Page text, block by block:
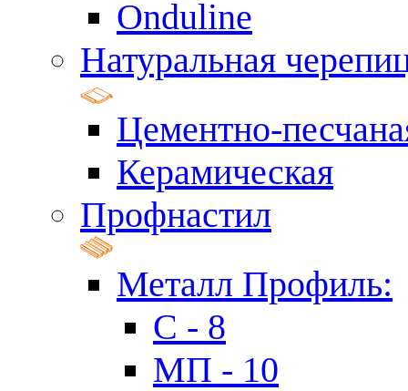
Onduline
Натуральная
Цементно-
Керамическая
Профнастил
Металл Профиль:
C - 8
МП - 10